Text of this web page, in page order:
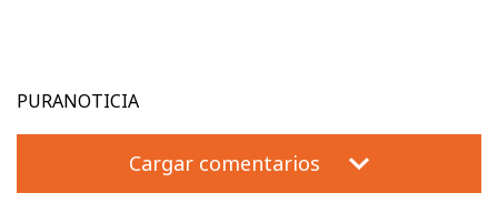
PURANOTICIA
Cargar comentarios